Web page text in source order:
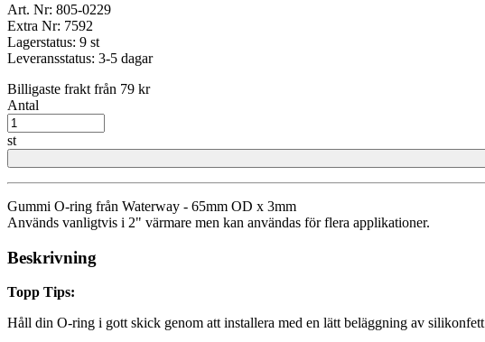
Art. Nr: 805-0229
Extra Nr: 7592
Lagerstatus: 9 st
Leveransstatus: 3-5 dagar
Billigaste frakt från 79 kr
Antal
st
Gummi O-ring från Waterway - 65mm OD x 3mm
Används vanligtvis i 2" värmare men kan användas för flera applikationer.
Beskrivning
Topp Tips:
Håll din O-ring i gott skick genom att installera med en lätt beläggning av silikonfett